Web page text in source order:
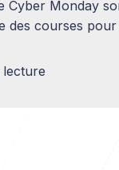
Cyber Monday
des courses pour
est un
lecture